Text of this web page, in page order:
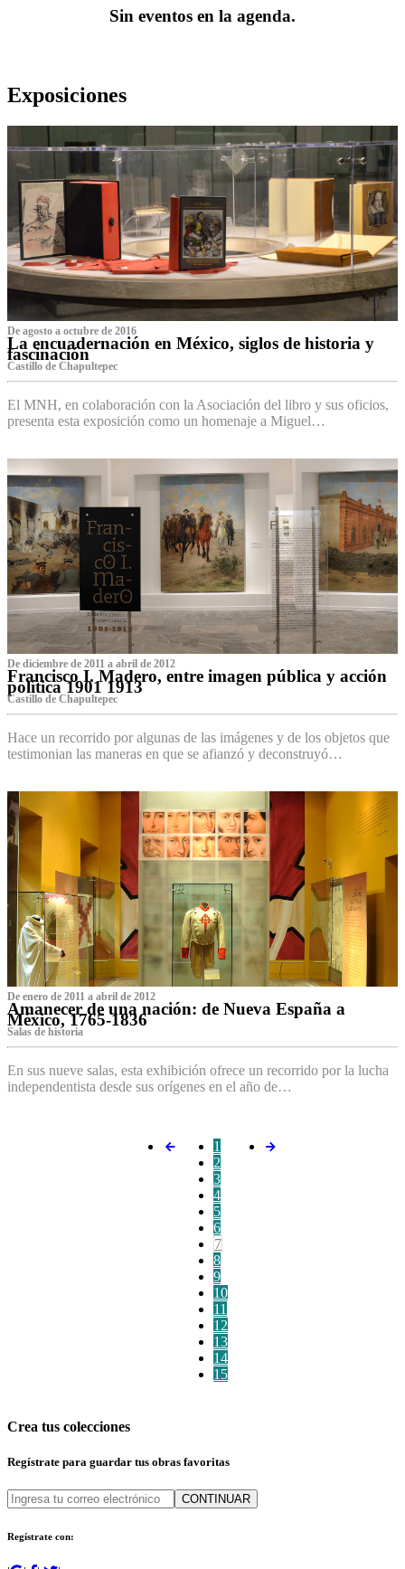
Sin eventos en la agenda.
Exposiciones
De agosto a octubre de 2016
La encuadernación en México, siglos de historia y
fascinación
Castillo de Chapultepec
El MNH, en colaboración con la Asociación del libro y sus oficios,
presenta esta exposición como un homenaje a Miguel…
De diciembre de 2011 a abril de 2012
Francisco I. Madero, entre imagen pública y acción
política 1901 1913
Castillo de Chapultepec
Hace un recorrido por algunas de las imágenes y de los objetos que
testimonian las maneras en que se afianzó y deconstruyó…
De enero de 2011 a abril de 2012
Amanecer de una nación: de Nueva España a
México, 1765-1836
Salas de historia
En sus nueve salas, esta exhibición ofrece un recorrido por la lucha
independentista desde sus orígenes en el año de…
1
2
3
4
5
6
7
8
9
10
11
12
13
14
15
Crea tus colecciones
Regístrate para guardar tus obras favoritas
CONTINUAR
Regístrate con: